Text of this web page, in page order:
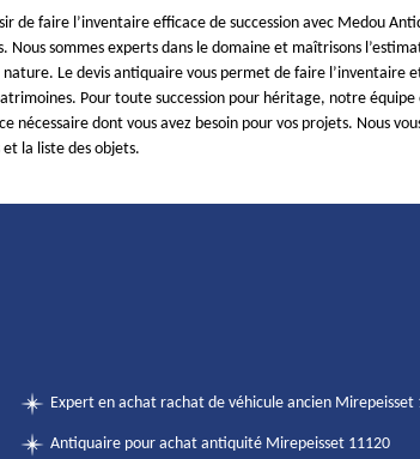
de faire l’inventaire efficace de succession avec Medou
Nous sommes experts dans le domaine et maîtrisons
nature. Le devis antiquaire vous permet de faire l’inventaire
Pour toute succession pour héritage, notre équipe
nécessaire dont vous avez besoin pour vos projets. Nous
et la liste des objets.
Expert en achat rachat de véhicule ancien Mirepeisset
Antiquaire pour achat antiquité Mirepeisset 11120